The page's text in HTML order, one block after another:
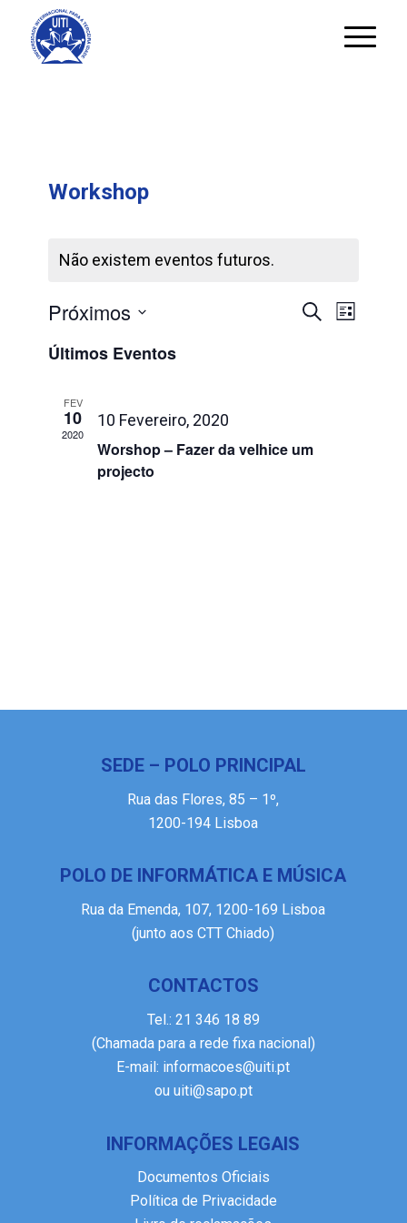
Workshop
Não existem eventos futuros.
de
Pesquisar
de
Lista
Próximos
a
Últimos Eventos
FEV
10
2020
10 Fevereiro, 2020
Worshop – Fazer da velhice um
projecto
SEDE – POLO PRINCIPAL
Rua das Flores, 85 – 1º,
1200-194 Lisboa
POLO DE INFORMÁTICA E MÚSICA
Rua da Emenda, 107, 1200-169 Lisboa
(junto aos CTT Chiado)
CONTACTOS
Tel.: 21 346 18 89
(Chamada para a rede fixa nacional)
E-mail: informacoes@uiti.pt
ou uiti@sapo.pt
INFORMAÇÕES LEGAIS
Documentos Oficiais
Política de Privacidade